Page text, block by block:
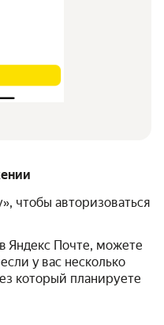
чтобы авторизоваться
Яндекс Почте, можете
у вас несколько
который планируете